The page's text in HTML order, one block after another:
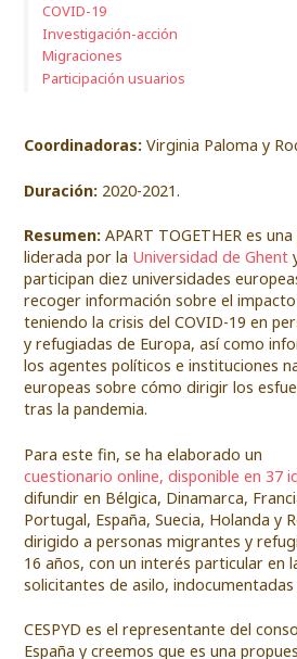
COVID-19
Investigación-acción
Migraciones
Participación usuarios
Coordinadoras: Virginia Paloma y
Duración: 2020-2021.
Resumen:APART TOGETHER es
liderada por la Universidad de Ghent
participan diez universidades
recoger información sobre el
teniendo la crisis del COVID-19 en
y refugiadas de Europa, así como
los agentes políticos e instituciones
europeas sobre cómo dirigir los
tras la pandemia.
Para este fin, se ha elaborado un
cuestionario online, disponible en 37
difundir en Bélgica, Dinamarca,
Portugal, España, Suecia, Holanda y
dirigido a personas migrantes y
16 años, con un interés particular en
solicitantes de asilo, indocumentadas
CESPYD es el representante del
España y creemos que es una